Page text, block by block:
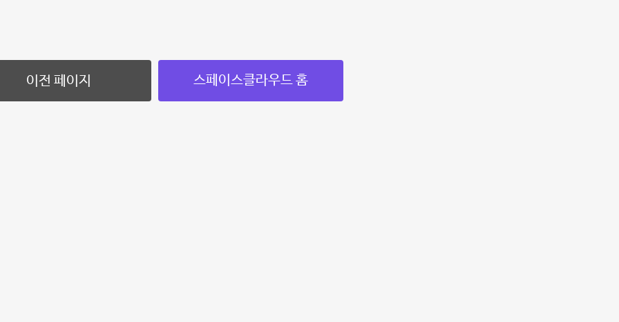
이전 페이지 스페이스클라우드 홈